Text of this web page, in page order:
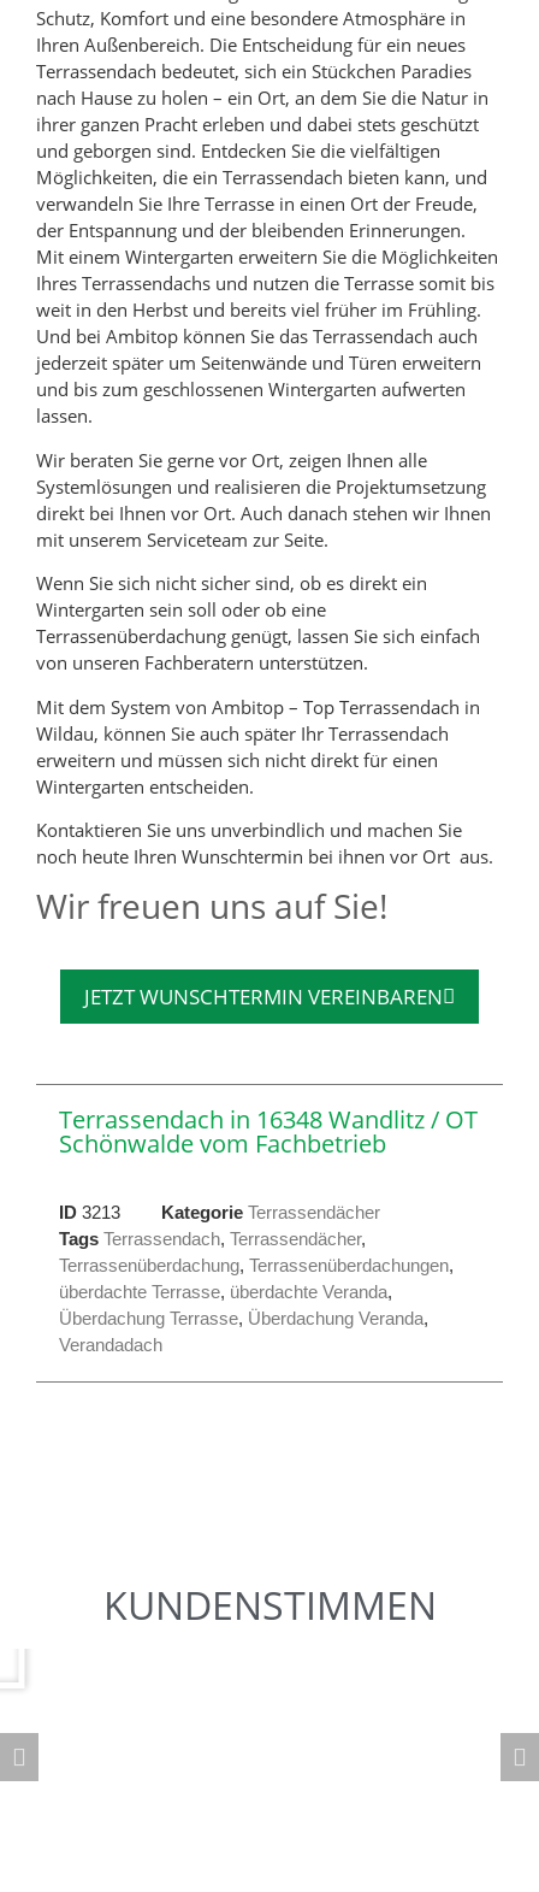
Schutz, Komfort und eine besondere Atmosphäre in
Ihren Außenbereich. Die Entscheidung für ein neues
Terrassendach bedeutet, sich ein Stückchen Paradies
nach Hause zu holen – ein Ort, an dem Sie die Natur in
ihrer ganzen Pracht erleben und dabei stets geschützt
und geborgen sind. Entdecken Sie die vielfältigen
Möglichkeiten, die ein Terrassendach bieten kann, und
verwandeln Sie Ihre Terrasse in einen Ort der Freude,
der Entspannung und der bleibenden Erinnerungen.
Mit einem Wintergarten erweitern Sie die Möglichkeiten
Ihres Terrassendachs und nutzen die Terrasse somit bis
weit in den Herbst und bereits viel früher im Frühling.
Und bei Ambitop können Sie das Terrassendach auch
jederzeit später um Seitenwände und Türen erweitern
und bis zum geschlossenen Wintergarten aufwerten
lassen.
Wir beraten Sie gerne vor Ort, zeigen Ihnen alle
Systemlösungen und realisieren die Projektumsetzung
direkt bei Ihnen vor Ort. Auch danach stehen wir Ihnen
mit unserem Serviceteam zur Seite.
Wenn Sie sich nicht sicher sind, ob es direkt ein
Wintergarten sein soll oder ob eine
Terrassenüberdachung genügt, lassen Sie sich einfach
von unseren Fachberatern unterstützen.
Mit dem System von Ambitop – Top Terrassendach in
Wildau, können Sie auch später Ihr Terrassendach
erweitern und müssen sich nicht direkt für einen
Wintergarten entscheiden.
Kontaktieren Sie uns unverbindlich und machen Sie
noch heute Ihren Wunschtermin bei ihnen vor Ort aus.
Wir freuen uns auf Sie!
JETZT WUNSCHTERMIN VEREINBAREN
Terrassendach in 16348 Wandlitz / OT
Schönwalde vom Fachbetrieb
ID 3213 Kategorie Terrassendächer
Tags Terrassendach, Terrassendächer,
Terrassenüberdachung, Terrassenüberdachungen,
überdachte Terrasse, überdachte Veranda,
Überdachung Terrasse, Überdachung Veranda,
Verandadach
KUNDENSTIMMEN